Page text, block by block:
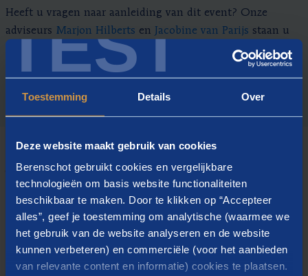
TEST
Toestemming Details Over
Deze website maakt gebruik van cookies
Berenschot gebruikt cookies en vergelijkbare
technologieën om basis website functionaliteiten
beschikbaar te maken. Door te klikken op “Accepteer
alles”, geef je toestemming om analytische (waarmee we
het gebruik van de website analyseren en de website
kunnen verbeteren) en commerciële (voor het aanbieden
van relevante content en informatie) cookies te plaatsen.
Heeft u vragen naar aanleiding van dit event? Onze
adviseurs Marjon Hilberts en Jacobine van Parijs staan u
graag te woord.
WAT WE DOEN
Onze diensten
Dienst
Organiseren en inrichten